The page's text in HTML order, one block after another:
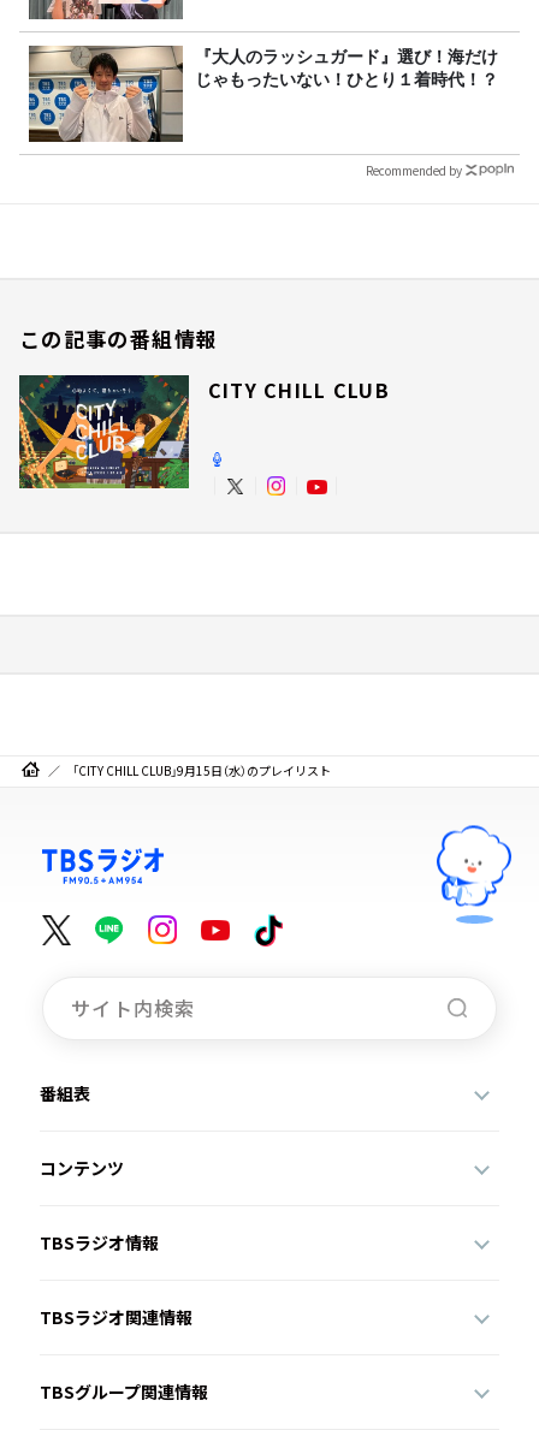
『大人のラッシュガード』選び！海だけ
じゃもったいない！ひとり１着時代！？
Recommended by
この記事の番組情報
CITY CHILL CLUB
「CITY CHILL CLUB」9月15日（水）のプレイリスト
番組表
コンテンツ
TBSラジオ情報
TBSラジオ関連情報
TBSグループ関連情報